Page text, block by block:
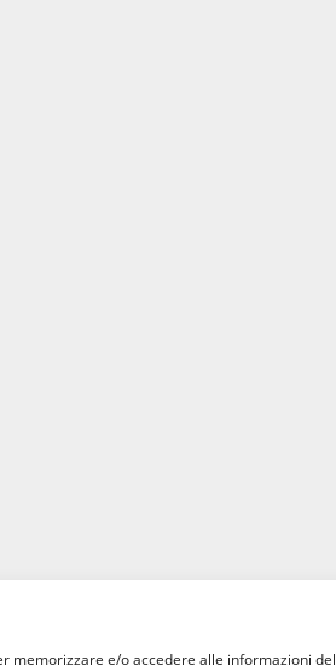
memorizzare e/o accedere alle informazioni del